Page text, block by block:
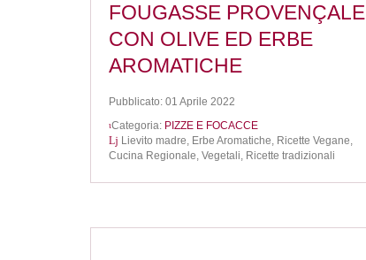
FOUGASSE PROVENÇALE
CON OLIVE ED ERBE
AROMATICHE
Pubblicato: 01 Aprile 2022
Categoria: PIZZE E FOCACCE
Lievito madre, Erbe Aromatiche, Ricette Vegane,
Cucina Regionale, Vegetali, Ricette tradizionali